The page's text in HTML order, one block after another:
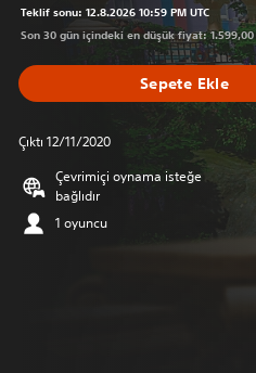
Teklif sonu: 12.8.2026 10:59 PM UTC
Son 30 gün içindeki en düşük fiyat: 1.599,00
Sepete Ekle
Çıktı 12/11/2020
Çevrimiçi oynama isteğe
bağlıdır
1 oyuncu